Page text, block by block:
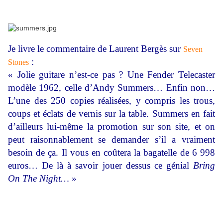
Je livre le commentaire de Laurent Bergès sur Seven
Stones :
« Jolie guitare n’est-ce pas ? Une Fender Telecaster
modèle 1962, celle d’Andy Summers… Enfin non…
L’une des 250 copies réalisées, y compris les trous,
coups et éclats de vernis sur la table. Summers en fait
d’ailleurs lui-même la promotion sur son site, et on
peut raisonnablement se demander s’il a vraiment
besoin de ça. Il vous en coûtera la bagatelle de 6 998
euros… De là à savoir jouer dessus ce génial Bring
On The Night… »